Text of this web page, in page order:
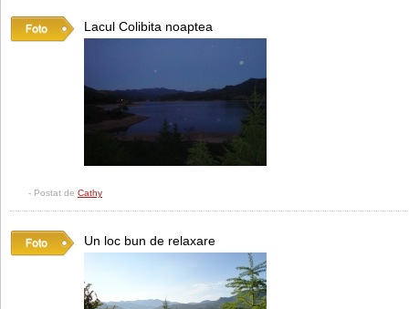
Lacul Colibita noaptea
- Postat de Cathy
Un loc bun de relaxare